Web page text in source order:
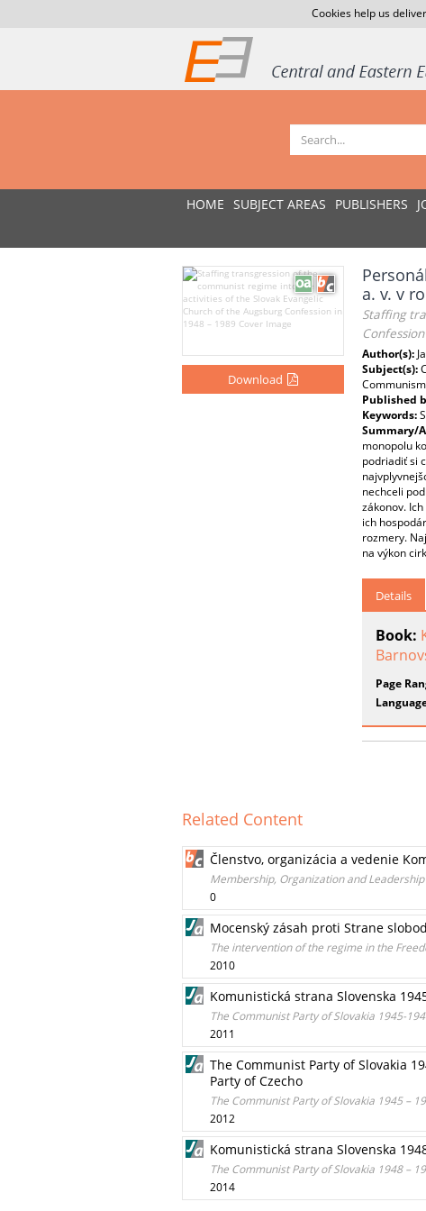
Cookies help us
HOME SUBJECT AREAS PUBLISHERS
Download
a. v. v
Staffing
Author(s):
Subject(s):
Communism
Published
Keywords:
Summary/
monopolu
podriadiť si
nechceli
zákonov.
ich
rozmery.
na výkon
Details
Book:
Page
Related Content
Členstvo, organizácia a vedenie
Membership, Organization and
0
Mocenský zásah proti Strane
The intervention of the regime in the
2010
Komunistická strana Slovenska
The Communist Party of Slovakia 1945-
2011
The Communist Party of Slovakia
Party of Czecho
The Communist Party of Slovakia 1945 –
2012
Komunistická strana Slovenska
The Communist Party of Slovakia 1948 –
2014